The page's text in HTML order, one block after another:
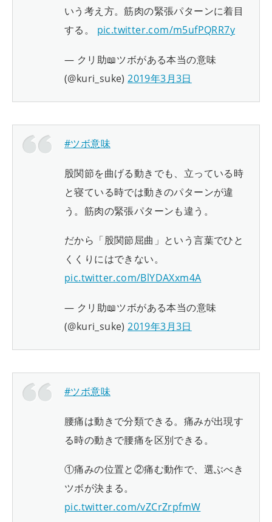
いう考え方。筋肉の緊張パターンに着目
する。 pic.twitter.com/m5ufPQRR7y
— クリ助📖ツボがある本当の意味
(@kuri_suke)2019年3月3日
#ツボ意味
股関節を曲げる動きでも、立っている時
と寝ている時では動きのパターンが違
う。筋肉の緊張パターンも違う。
だから「股関節屈曲」という言葉でひと
くくりにはできない。
pic.twitter.com/BlYDAXxm4A
— クリ助📖ツボがある本当の意味
(@kuri_suke)2019年3月3日
#ツボ意味
腰痛は動きで分類できる。痛みが出現す
る時の動きで腰痛を区別できる。
①痛みの位置と②痛む動作で、選ぶべき
ツボが決まる。
pic.twitter.com/vZCrZrpfmW